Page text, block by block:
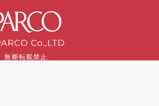
無断転載禁止